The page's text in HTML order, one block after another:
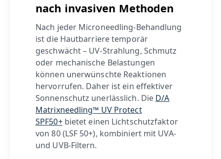
nach invasiven Methoden
Nach jeder Microneedling-Behandlung
ist die Hautbarriere temporär
geschwächt – UV-Strahlung, Schmutz
oder mechanische Belastungen
können unerwünschte Reaktionen
hervorrufen. Daher ist ein effektiver
Sonnenschutz unerlässlich. Die D/A
Matrixneedling™ UV Protect
SPF50+bietet einen Lichtschutzfaktor
von 80 (LSF 50+), kombiniert mit UVA-
und UVB-Filtern.